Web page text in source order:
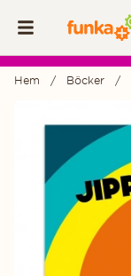
Hem Böcker